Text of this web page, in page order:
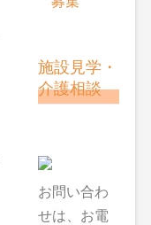
施設見学・
介護相談
お問い合わ
せは、お電